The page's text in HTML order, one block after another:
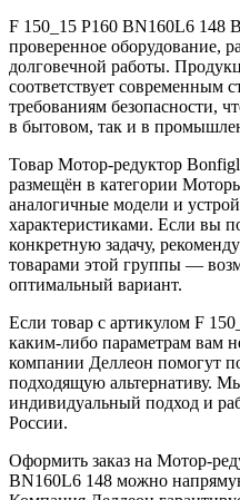
F 150_15 P160 BN160L6 148
проверенное оборудование,
долговечной работы.
соответствует современным
требованиям безопасности,
в бытовом, так и в
Товар Мотор-редуктор
размещён в категории
аналогичные модели и
характеристиками. Если вы
конкретную задачу,
товарами этой группы —
оптимальный вариант.
Если товар с артикулом F
каким-либо параметрам вам
компании Деллеон помогут
подходящую альтернативу.
индивидуальный подход и
России.
Оформить заказ на Мотор-
BN160L6 148 можно